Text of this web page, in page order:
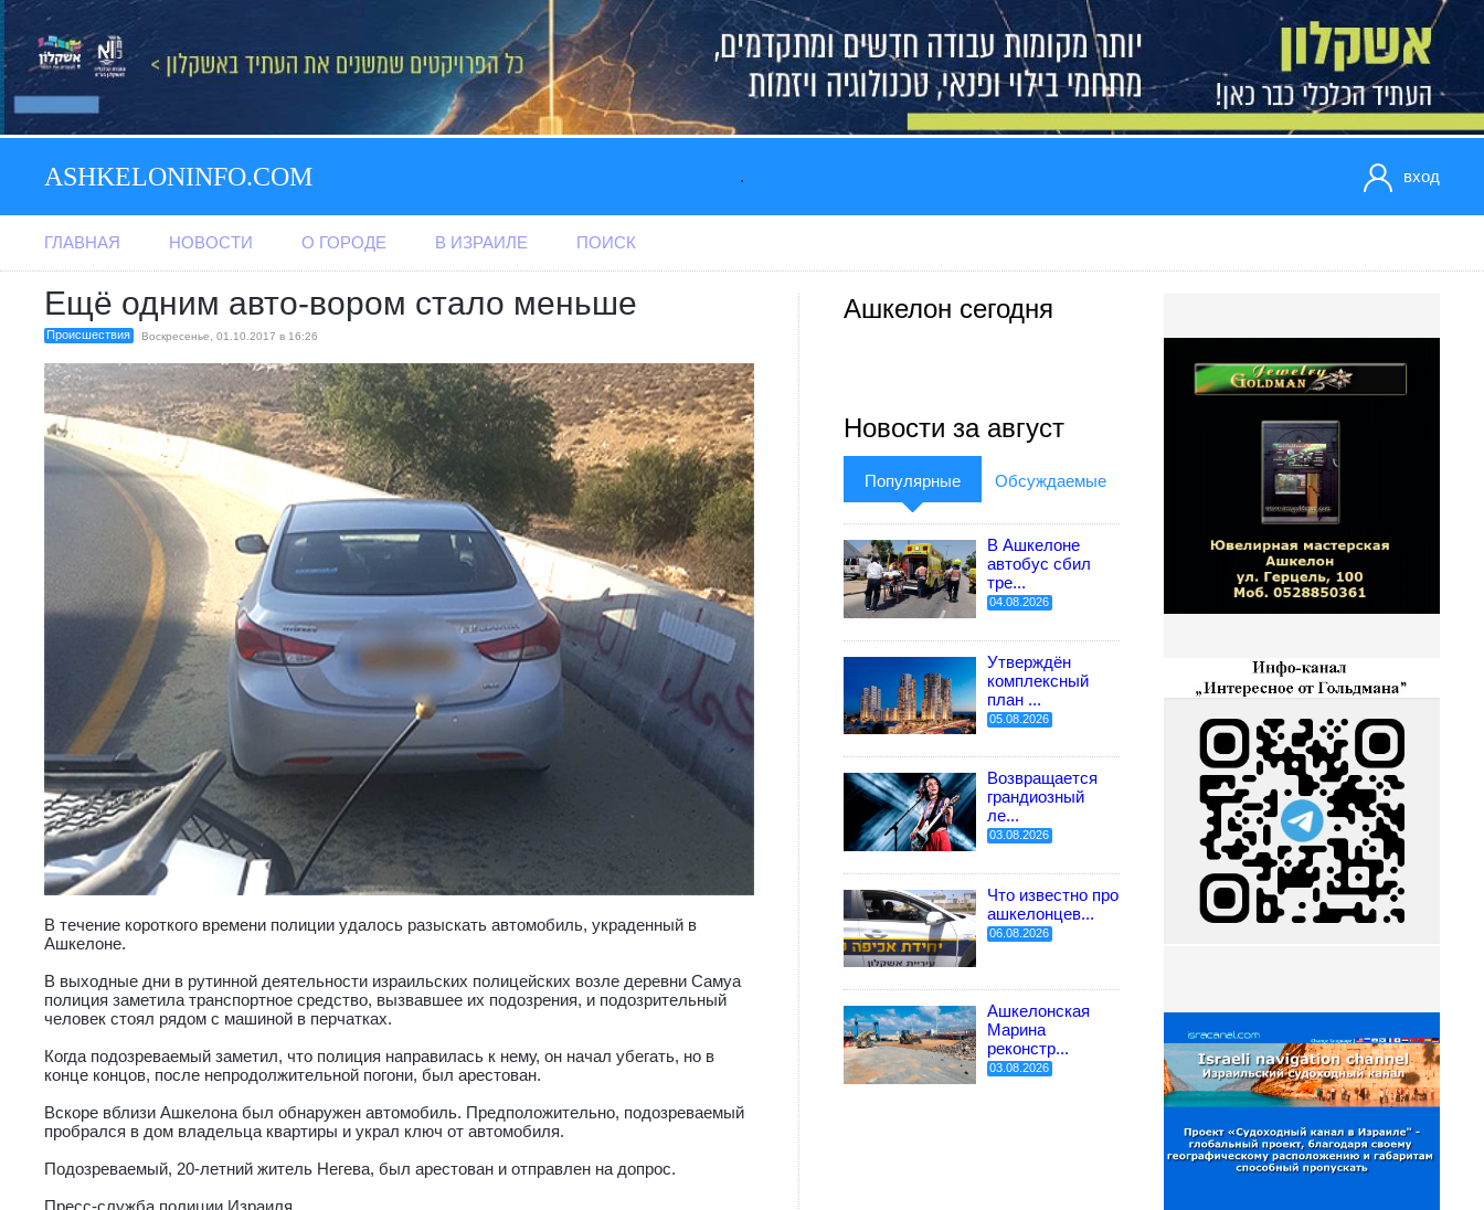
ASHKELONINFO.COM . вход
ГЛАВНАЯ НОВОСТИ О ГОРОДЕ В ИЗРАИЛЕ ПОИСК
Ещё одним авто-вором стало меньше
Происшествия Воскресенье, 01.10.2017 в 16:26
В течение короткого времени полиции удалось разыскать автомобиль, украденный в
Ашкелоне.
В выходные дни в рутинной деятельности израильских полицейских возле деревни Самуа
полиция заметила транспортное средство, вызвавшее их подозрения, и подозрительный
человек стоял рядом с машиной в перчатках.
Когда подозреваемый заметил, что полиция направилась к нему, он начал убегать, но в
конце концов, после непродолжительной погони, был арестован.
Вскоре вблизи Ашкелона был обнаружен автомобиль. Предположительно, подозреваемый
пробрался в дом владельца квартиры и украл ключ от автомобиля.
Подозреваемый, 20-летний житель Негева, был арестован и отправлен на допрос.
Ашкелон сегодня
Новости за август
Популярные Обсуждаемые
В Ашкелоне
автобус сбил
тре...
04.08.2026
Утверждён
комплексный
план ...
05.08.2026
Возвращается
грандиозный
ле...
03.08.2026
Что известно про
ашкелонцев...
06.08.2026
Ашкелонская
Марина
реконстр...
03.08.2026